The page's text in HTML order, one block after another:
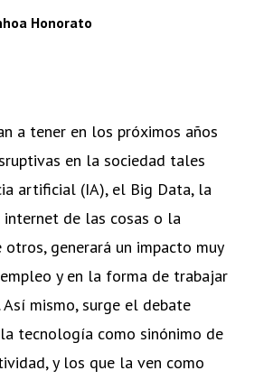
Honorato
a tener en los próximos años
en la sociedad tales
artificial (IA), el Big Data, la
de las cosas o la
generará un impacto muy
y en la forma de trabajar
Así mismo, surge el debate
tecnología como sinónimo de
y los que la ven como